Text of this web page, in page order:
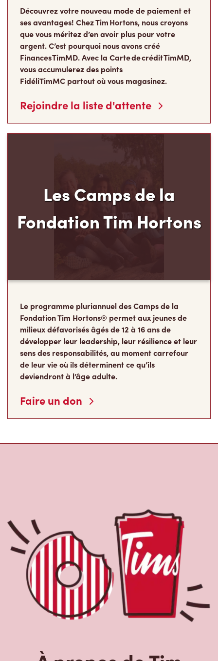
que vous méritez d’en avoir plus pour votre
argent. C’est pourquoi nous avons créé
Finances TimMD. Avec la Carte de crédit TimMD,
vous accumulerez des points
FidéliTimMC partout où vous magasinez.
Rejoindre la liste d'attente
Fondation Tim Hortons
Le programme pluriannuel des Camps de la
milieux défavorisés âgés de 12 à 16 ans de
développer leur leadership, leur résilience et leur
sens des responsabilités, au moment carrefour
de leur vie où ils déterminent ce qu’ils
deviendront à l’âge adulte.
Faire un don